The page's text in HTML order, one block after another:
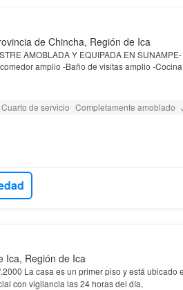
de Chincha, Región de Ica
AMOBLADA Y EQUIPADA EN
amplio -Baño de visitas amplio -
cocinar con lavadero, tambien incluye (r…
Cuarto de servicio Completamente amoblado
Ica, Región de Ica
La casa es un primer piso y está ubicado
con vigilancia las 24 horas del día,